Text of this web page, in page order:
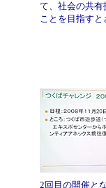
て、社会の共有
ことを目指す
2回目の開催と